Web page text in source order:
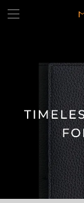
よく使われるキーワード
iPhone15
トートバッグ
コ
ACCOUNT
CATEGORY カ